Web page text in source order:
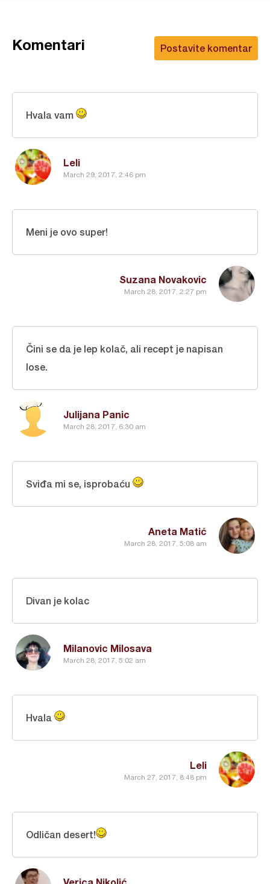
Postavite komentar
Komentari
Leli
March 29, 2017, 2:46 pm
Hvala vam
Suzana Novakovic
March 28, 2017, 2:27 pm
Meni je ovo super!
Julijana Panic
March 28, 2017, 6:30 am
Čini se da je lep kolač, ali recept je napisan
lose.
Aneta Matić
March 28, 2017, 5:08 am
Sviđa mi se, isprobaću
Milanovic Milosava
March 28, 2017, 5:02 am
Divan je kolac
Leli
March 27, 2017, 8:48 pm
Hvala
Odličan desert!